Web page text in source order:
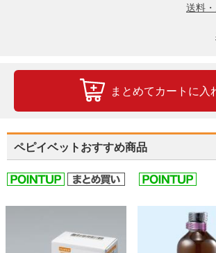
送料
まとめてカートに入
ペピイベットおすすめ商品